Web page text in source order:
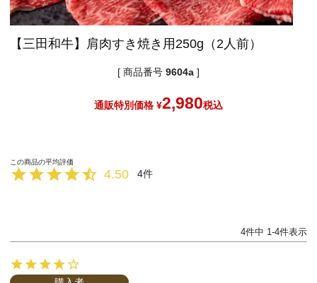
【三田和牛】肩肉すき焼き用250g（2人前）
商品番号 9604a
通販特別価格 ¥2,980税込
4.50 4
4件中 1-4件表示